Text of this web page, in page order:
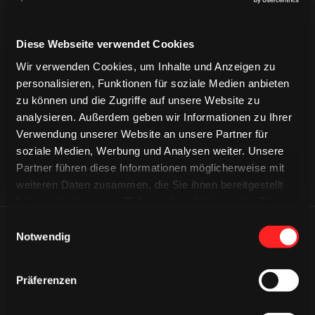
Diese Webseite verwendet Cookies
Wir verwenden Cookies, um Inhalte und Anzeigen zu
personalisieren, Funktionen für soziale Medien anbieten
zu können und die Zugriffe auf unsere Website zu
analysieren. Außerdem geben wir Informationen zu Ihrer
Verwendung unserer Website an unsere Partner für
soziale Medien, Werbung und Analysen weiter. Unsere
Partner führen diese Informationen möglicherweise mit
weiteren Daten zusammen, die Sie ihnen bereitgestellt
Notwendig
Präferenzen
CAPS & CO
CAPS & CO
CAPS & CO
ÄHNLICHE NEWS